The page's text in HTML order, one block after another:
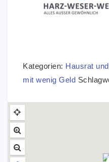
Kategorien: Hausrat
mit wenig Geld